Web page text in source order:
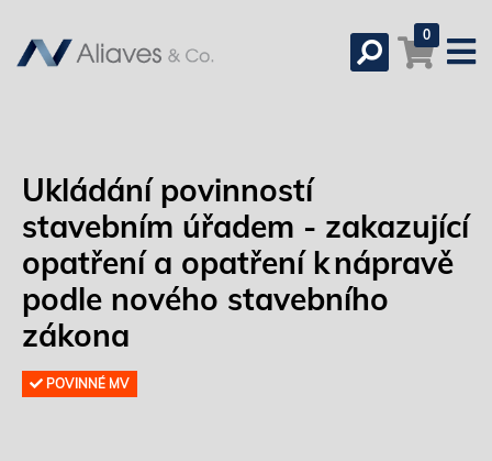
0
Ukládání povinností
stavebním úřadem - zakazující
opatření a opatření k nápravě
podle nového stavebního
zákona
POVINNÉ MV